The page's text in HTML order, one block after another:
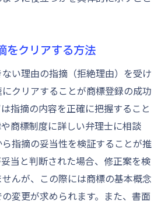
をクリアする方法
い理由の指摘（拒絶理由）を受け
クリアすることが商標登録の成功
指摘の内容を正確に把握すること
商標制度に詳しい弁理士に相談
指摘の妥当性を検証することが推
当と判断された場合、修正案を検
んが、この際には商標の基本概念
変更が求められます。また、書面